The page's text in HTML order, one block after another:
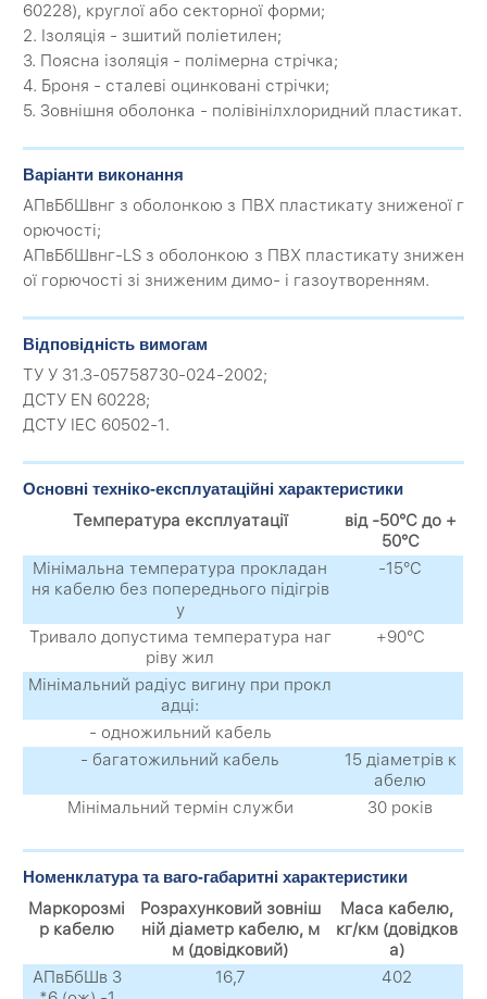
60228), круглої або секторної форми;
2. Ізоляція - зшитий поліетилен;
3. Поясна ізоляція - полімерна стрічка;
4. Броня - сталеві оцинковані стрічки;
5. Зовнішня оболонка - полівінілхлоридний пластикат.
Варіанти виконання
АПвБбШвнг з оболонкою з ПВХ пластикату зниженої г
орючості;
АПвБбШвнг-LS з оболонкою з ПВХ пластикату знижен
ої горючості зі зниженим димо- і газоутворенням.
Відповідність вимогам
ТУ У 31.3-05758730-024-2002;
ДСТУ EN 60228;
ДСТУ IEC 60502-1.
Основні техніко-експлуатаційні характеристики
Температура експлуатації
від -50°С до +
50°С
Мінімальна температура прокладан
ня кабелю без попереднього підігрів
у
-15°С
Тривало допустима температура наг
ріву жил
+90°С
Мінімальний радіус вигину при прокл
адці:
- одножильний кабель
- багатожильний кабель
15 діаметрів к
абелю
Мінімальний термін служби
30 років
Номенклатура та ваго-габаритні характеристики
Маркорозмі
р кабелю
Розрахунковий зовніш
ній діаметр кабелю, м
м (довідковий)
Маса кабелю,
кг/км (довідков
а)
АПвБбШв 3
16,7 402